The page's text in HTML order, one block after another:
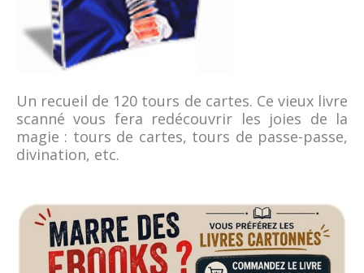
Un recueil de 120 tours de cartes. Ce vieux livre
scanné vous fera redécouvrir les joies de la
magie : tours de cartes, tours de passe-passe,
divination, etc.